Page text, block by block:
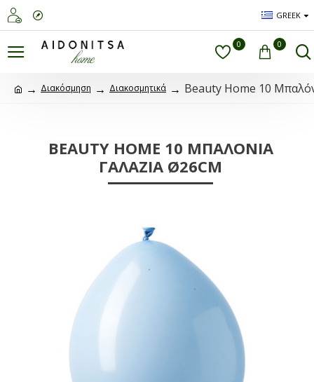
GREEK
0 0
Διακόσμηση Διακοσμητικά Beauty Home 10
BEAUTY HOME 10 ΜΠΑΛΌΝΙΑ
ΓΑΛΆΖΙΑ Ø26CM